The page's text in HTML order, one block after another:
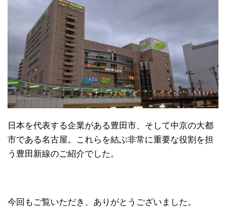
日本を代表する企業がある豊田市、そして中京の大都
市である名古屋。これらを結ぶ非常に重要な役割を担
う豊田新線のご紹介でした。
今回もご覧いただき、ありがとうございました。